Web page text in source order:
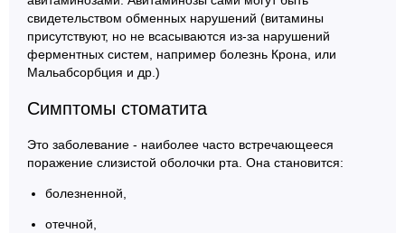
свидетельством обменных нарушений (витамины
присутствуют, но не всасываются из-за нарушений
ферментных систем, например болезнь Крона, или
Мальабсорбция и др.)
Симптомы стоматита
Это заболевание - наиболее часто встречающееся
поражение слизистой оболочки рта. Она становится:
болезненной,
отечной,